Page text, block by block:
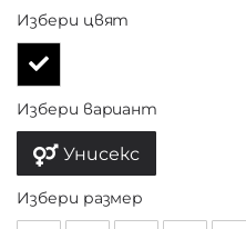
Избери цвят
Избери вариант
Унисекс
Избери размер